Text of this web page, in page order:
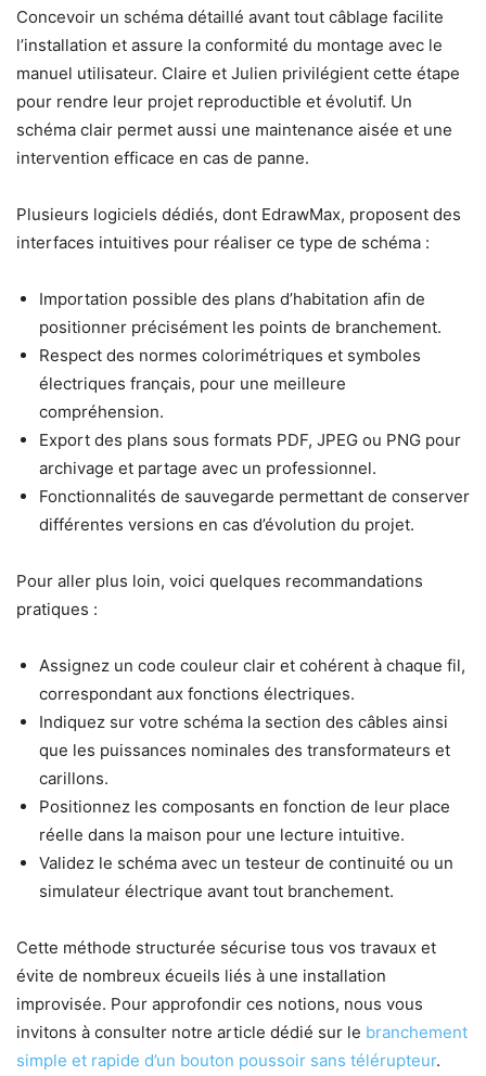
Concevoir un schéma détaillé avant tout câblage facilite
l’installation et assure la conformité du montage avec le
manuel utilisateur. Claire et Julien privilégient cette étape
pour rendre leur projet reproductible et évolutif. Un
schéma clair permet aussi une maintenance aisée et une
intervention efficace en cas de panne.
Plusieurs logiciels dédiés, dont EdrawMax, proposent des
interfaces intuitives pour réaliser ce type de schéma :
Importation possible des plans d’habitation afin de
positionner précisément les points de branchement.
Respect des normes colorimétriques et symboles
électriques français, pour une meilleure
compréhension.
Export des plans sous formats PDF, JPEG ou PNG pour
archivage et partage avec un professionnel.
Fonctionnalités de sauvegarde permettant de conserver
différentes versions en cas d’évolution du projet.
Pour aller plus loin, voici quelques recommandations
pratiques :
Assignez un code couleur clair et cohérent à chaque fil,
correspondant aux fonctions électriques.
Indiquez sur votre schéma la section des câbles ainsi
que les puissances nominales des transformateurs et
carillons.
Positionnez les composants en fonction de leur place
réelle dans la maison pour une lecture intuitive.
Validez le schéma avec un testeur de continuité ou un
simulateur électrique avant tout branchement.
Cette méthode structurée sécurise tous vos travaux et
évite de nombreux écueils liés à une installation
improvisée. Pour approfondir ces notions, nous vous
invitons à consulter notre article dédié sur le branchement
simple et rapide d’un bouton poussoir sans télérupteur.